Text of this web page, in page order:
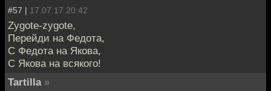
#57 | 17.07.17 20:42
Zygote-zygote,
Перейди на Федота,
С Федота на Якова,
С Якова на всякого!
Tartilla »